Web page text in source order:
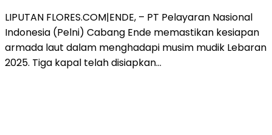
LIPUTAN FLORES.COM|ENDE, – PT Pelayaran Nasional
Indonesia (Pelni) Cabang Ende memastikan kesiapan
armada laut dalam menghadapi musim mudik Lebaran
2025. Tiga kapal telah disiapkan…